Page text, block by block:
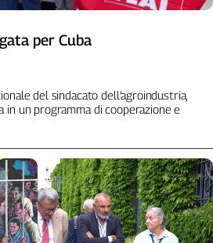
per Cuba
del sindacato dell’agroindustria,
in un programma di cooperazione e